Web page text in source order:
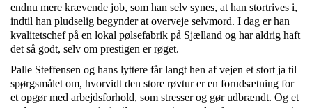
endnu mere krævende job, som han selv synes, at han stortrives i,
indtil han pludselig begynder at overveje selvmord. I dag er han
kvalitetschef på en lokal pølsefabrik på Sjælland og har aldrig haft
det så godt, selv om prestigen er røget.
Palle Steffensen og hans lyttere får langt hen af vejen et stort ja til
spørgsmålet om, hvorvidt den store røvtur er en forudsætning for
et opgør med arbejdsforhold, som stresser og gør udbrændt. Og et